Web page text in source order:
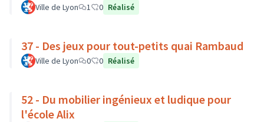
Ville de Lyon 1 0 Réalisé
37 - Des jeux pour tout-petits quai Rambaud
Ville de Lyon 0 0 Réalisé
52 - Du mobilier ingénieux et ludique pour
l'école Alix